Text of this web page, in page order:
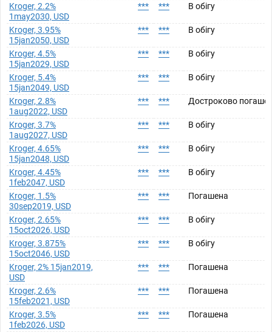
Kroger, 2.2%
1may2030, USD
*** *** В обігу
Kroger, 3.95%
15jan2050, USD
*** *** В обігу
Kroger, 4.5%
15jan2029, USD
*** *** В обігу
Kroger, 5.4%
15jan2049, USD
*** *** В обігу
Kroger, 2.8%
1aug2022, USD
*** *** Достроково
Kroger, 3.7%
1aug2027, USD
*** *** В обігу
Kroger, 4.65%
15jan2048, USD
*** *** В обігу
Kroger, 4.45%
1feb2047, USD
*** *** В обігу
Kroger, 1.5%
30sep2019, USD
*** *** Погашена
Kroger, 2.65%
15oct2026, USD
*** *** В обігу
Kroger, 3.875%
15oct2046, USD
*** *** В обігу
Kroger, 2% 15jan2019,
USD
*** *** Погашена
Kroger, 2.6%
15feb2021, USD
*** *** Погашена
Kroger, 3.5%
1feb2026, USD
*** *** Погашена